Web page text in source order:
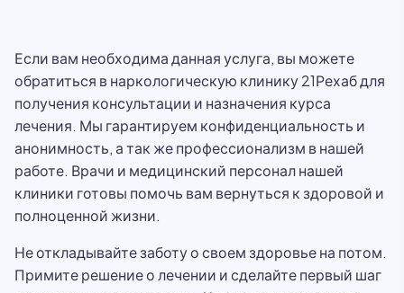
Если вам необходима данная услуга, вы можете
обратиться в наркологическую клинику 21Рехаб для
получения консультации и назначения курса
лечения. Мы гарантируем конфиденциальность и
анонимность, а так же профессионализм в нашей
работе. Врачи и медицинский персонал нашей
клиники готовы помочь вам вернуться к здоровой и
полноценной жизни.
Не откладывайте заботу о своем здоровье на потом.
Примите решение о лечении и сделайте первый шаг